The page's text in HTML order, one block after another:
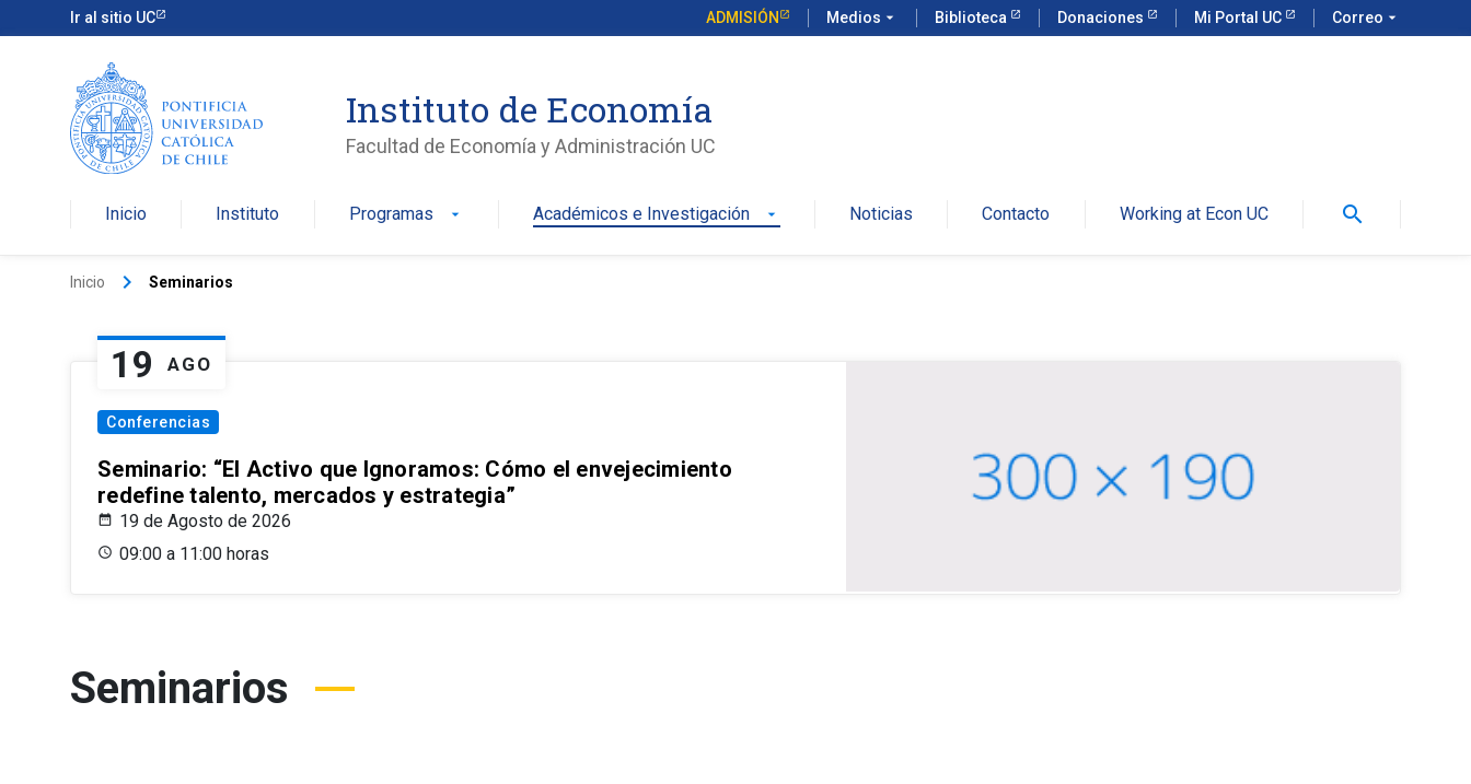
Ir al sitio UC ADMISIÓN Medios arrow_drop_down Biblioteca Donaciones Mi Portal UC Correo arrow_drop_down
Instituto de Economía
Facultad de Economía y Administración UC
Inicio Instituto Programas arrow_drop_down Académicos e Investigación arrow_drop_down Noticias Contacto Working at Econ UC search
Inicio keyboard_arrow_right Seminarios
19 AGO
Conferencias
Seminario: “El Activo que Ignoramos: Cómo el envejecimiento
redefine talento, mercados y estrategia”
19 de Agosto de 2026
09:00 a 11:00 horas
Seminarios